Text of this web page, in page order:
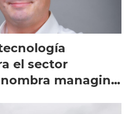
el sector
managing